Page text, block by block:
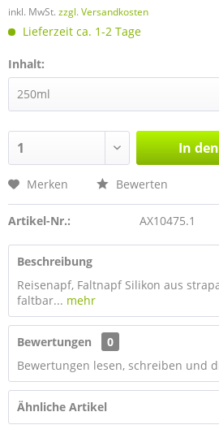
inkl. MwSt. zzgl. Versandkosten
Lieferzeit ca. 1-2 Tage
Inhalt:
In den
Merken Bewerten
Artikel-Nr.: AX10475.1
Beschreibung
Reisenapf, Faltnapf Silikon aus
faltbar... mehr
Bewertungen
0
Bewertungen lesen, schreiben und
Ähnliche Artikel